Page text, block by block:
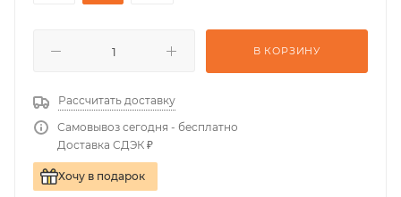
В КОРЗИНУ
Рассчитать доставку
Самовывоз сегодня - бесплатно
Доставка СДЭК ₽
Хочу в подарок